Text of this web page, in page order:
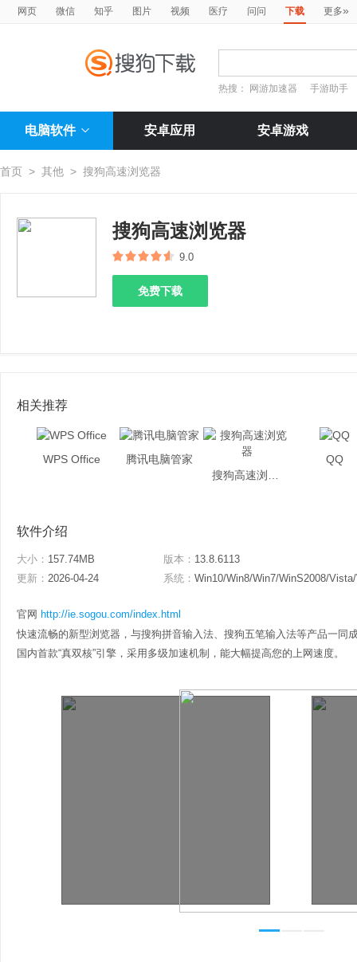
网页 微信 知乎 图片 视频 医疗 问问 下载 更多»
热搜： 网游加速器 手游助手
电脑软件 安卓应用 安卓游戏
首页 > 其他 > 搜狗高速浏览器
搜狗高速浏览器
9.0
免费下载
相关推荐
WPS Office
腾讯电脑管家
QQ
软件介绍
大小： 157.74MB 版本： 13.8.6113
更新： 2026-04-24 系统： Win10/Win8/Win7/WinS2008/
官网 http://ie.sogou.com/index.html
快速流畅的新型浏览器，与搜狗拼音输入法、搜狗五笔输入法等产品一同
国内首款“真双核”引擎，采用多级加速机制，能大幅提高您的上网速度。